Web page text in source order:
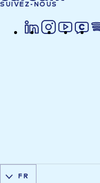
SUIVEZ-NOUS
FR